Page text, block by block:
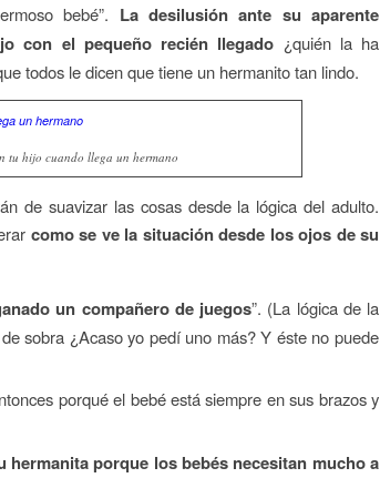
bebé”. La desilusión ante su aparente
con el pequeño recién llegado ¿quién la ha
todos le dicen que tiene un hermanito tan lindo.
tu hijo cuando llega un hermano
de suavizar las cosas desde la lógica del adulto.
como se ve la situación desde los ojos de su
un compañero de juegos”. (La lógica de la
sobra ¿Acaso yo pedí uno más? Y éste no puede
porqué el bebé está siempre en sus brazos y
hermanita porque los bebés necesitan mucho a